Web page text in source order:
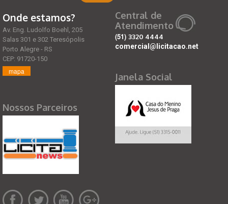
Onde estamos?
Av. Eng. Ludolfo Boehl, 205
Salas 301 e 302 Teresópolis
Porto Alegre - RS
CEP: 91720-150
mapa
Nossos Parceiros
Central de
Atendimento
(51) 3320 4444
comercial@licitacao.net
Janela Social